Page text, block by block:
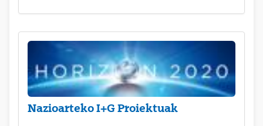
Nazioarteko I+G Proiektuak